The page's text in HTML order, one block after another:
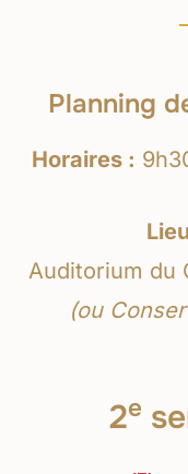
Planning
Horaires :
Auditorium du
(ou
2e